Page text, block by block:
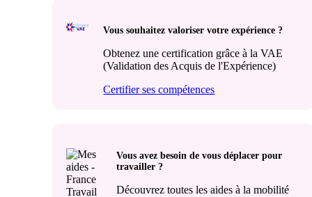
Vous souhaitez valoriser votre expérience ?
Obtenez une certification grâce à la VAE
(Validation des Acquis de l'Expérience)
Certifier ses compétences
Vous avez besoin de vous déplacer pour
travailler ?
Découvrez toutes les aides à la mobilité